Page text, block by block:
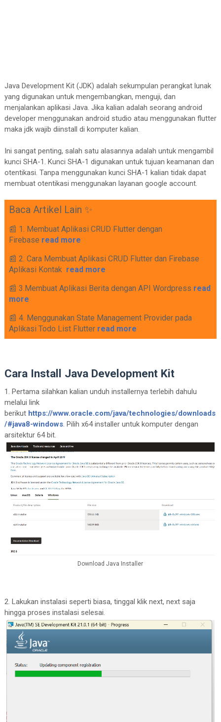
Java Development Kit (JDK) adalah sekumpulan perangkat lunak
yang digunakan untuk mengembangkan, menguji, dan
menjalankan aplikasi Java. Jika kalian adalah seorang android
developer menggunakan android studio atau menggunakan flutter
maka jdk wajib diinstall di komputer kalian.
Ini sangat penting, salah satu alasannya adalah untuk mengambil
kunci SHA-1. Kunci SHA-1 digunakan untuk tujuan keamanan dan
otentikasi. Tanpa menggunakan kunci SHA-1 kalian tidak dapat
membuat otentikasi menggunakan layanan google account.
Baca Artikel Lain ✨
📰 1. Membuat Aplikasi CRUD Flutter dengan
Firebase read more
📰 2. Cara Membuat Aplikasi CRUD Flutter dan Firebase
Aplikasi Kontak read more
📰 3.Membuat Aplikasi Berita dengan API Wordpress read
more
📰 4. Menggunakan State Management Provider pada
Aplikasi Todo List Flutter read more
Cara Install Java Development Kit
1. Pertama silahkan kalian unduh installernya terlebih dahulu
melalui link
berikut https://www.oracle.com/java/technologies/downloads
/#java8-windows. Pilih x64 installer untuk komputer dengan
arsitektur 64 bit.
Download Java Installer
2. Lakukan instalasi seperti biasa, tinggal klik next, next saja
hingga proses instalasi selesai.